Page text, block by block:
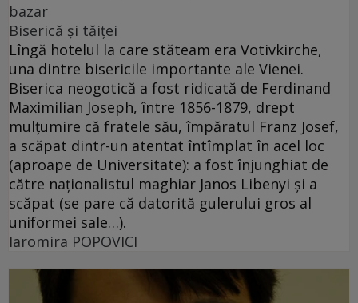
bazar
Biserică şi tăiţei
Lîngă hotelul la care stăteam era Votivkirche,
una dintre bisericile importante ale Vienei.
Biserica neogotică a fost ridicată de Ferdinand
Maximilian Joseph, între 1856-1879, drept
mulţumire că fratele său, împăratul Franz Josef,
a scăpat dintr-un atentat întîmplat în acel loc
(aproape de Universitate): a fost înjunghiat de
către naţionalistul maghiar Janos Libenyi şi a
scăpat (se pare că datorită gulerului gros al
uniformei sale…).
Iaromira POPOVICI